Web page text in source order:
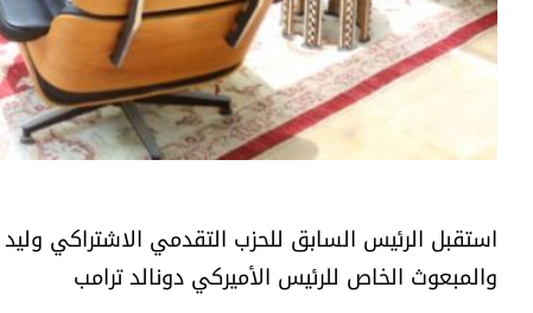
استقبل الرئيس السابق للحزب التقدمي الاشتراكي
والمبعوث الخاص للرئيس الأميركي دونالد ترامب